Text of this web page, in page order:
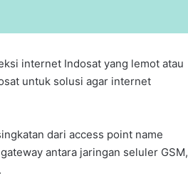
internet Indosat yang lemot atau
untuk solusi agar internet
dari access point name
antara jaringan seluler GSM,